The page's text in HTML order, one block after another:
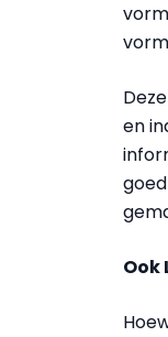
en
Ook